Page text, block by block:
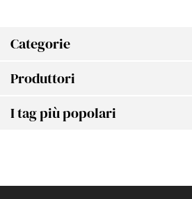
Categorie
Produttori
I tag più popolari